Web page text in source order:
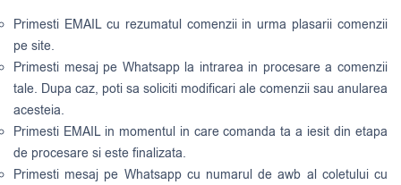
Primesti EMAIL cu rezumatul comenzii in urma plasarii comenzii
pe site.
Primesti mesaj pe Whatsapp la intrarea in procesare a comenzii
tale. Dupa caz, poti sa soliciti modificari ale comenzii sau anularea
acesteia.
Primesti EMAIL in momentul in care comanda ta a iesit din etapa
de procesare si este finalizata.
Primesti mesaj pe Whatsapp cu numarul de awb al coletului cu